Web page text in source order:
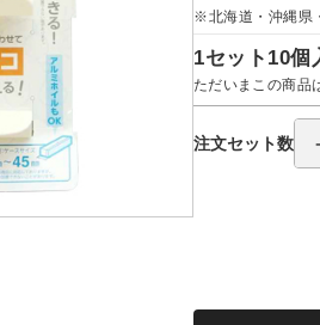
※北海道・沖縄県
1セット10個
ただいまこの商品
注文セット数